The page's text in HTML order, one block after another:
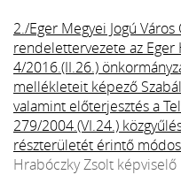
2./Eger Megyei Jogú
rendelettervezete az Eger
4/2016.(II.26.)
mellékleteit képező
valamint előterjesztés a
279/2004.(VI.24.)
részterületét érintő
Hrabóczky Zsolt képviselő